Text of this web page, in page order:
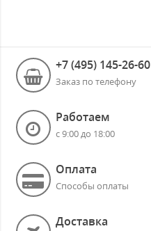
+7 (495) 145-26-60
Заказ по телефону
Работаем
с 9:00 до 18:00
Оплата
Способы оплаты
Доставка